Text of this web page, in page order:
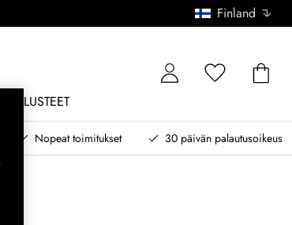
Finland
Nopeat toimitukset 30 päivän palautusoikeus